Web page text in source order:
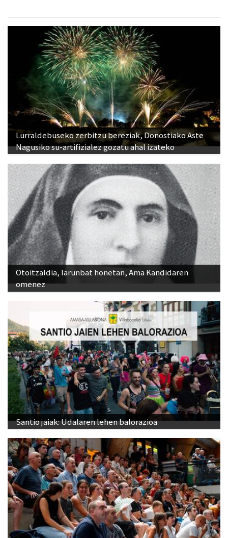
Lurraldebuseko zerbitzu bereziak, Donostiako Aste
Nagusiko su-artifizialez gozatu ahal izateko
Otoitzaldia, larunbat honetan, Ama Kandidaren
omenez
Santio jaiak: Udalaren lehen balorazioa